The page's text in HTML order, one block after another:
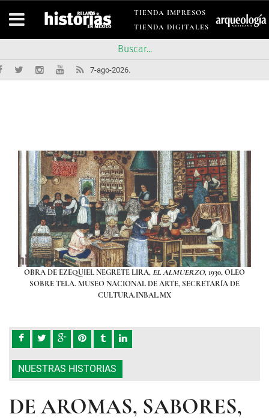
TIENDA IMPRESOS
TIENDA DIGITALES
7-ago-2026.
OBRA DE EZEQUIEL NEGRETE LIRA, EL ALMUERZO, 1930, ÓLEO
SOBRE TELA. MUSEO NACIONAL DE ARTE, SECRETARÍA DE
CULTURA.INBAL.MX
NUESTRAS HISTORIAS
DE AROMAS, SABORES,